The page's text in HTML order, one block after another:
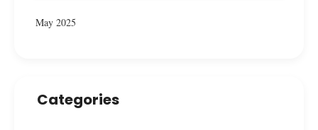
May 2025
Categories